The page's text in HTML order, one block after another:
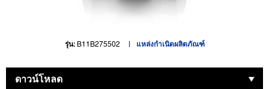
รุ่น: B11B275502 แหล่งกำเนิดผลิตภัณฑ์
ดาวน์โหลด